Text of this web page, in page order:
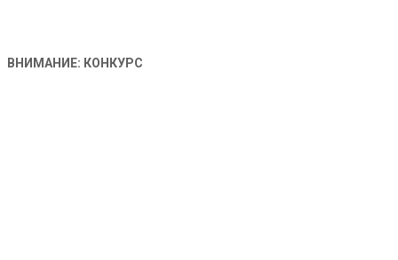
ВНИМАНИЕ: КОНКУРС